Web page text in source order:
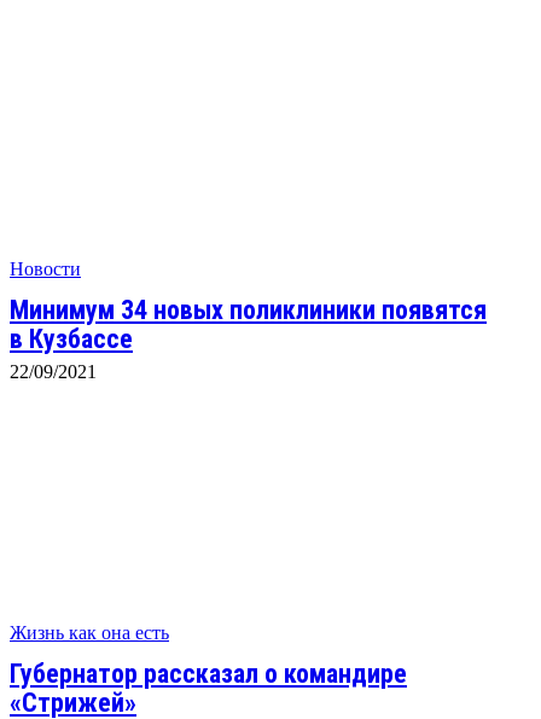
Новости
Минимум 34 новых поликлиники появятся
в Кузбассе
22/09/2021
Жизнь как она есть
Губернатор рассказал о командире
«Стрижей»